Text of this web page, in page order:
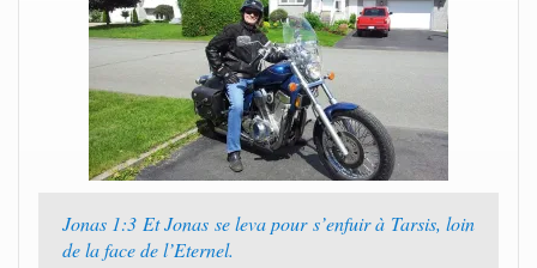
Jonas 1:3 Et Jonas se leva pour s’enfuir à Tarsis, loin
de la face de l’Eternel.